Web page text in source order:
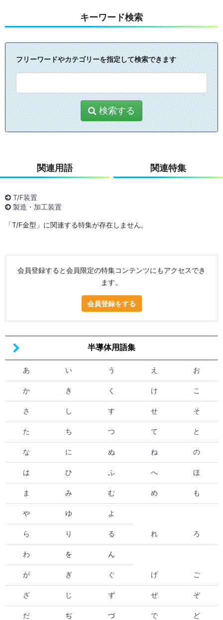
半導体用語集
あ い う え お
か き く け こ
さ し す せ そ
た ち つ て と
な に ぬ ね の
は ひ ふ へ ほ
ま み む め も
や ゆ よ
ら り る れ ろ
わ を ん
が ぎ ぐ げ ご
ざ じ ず ぜ ぞ
だ ぢ づ で ど
キーワード検索
フリーワードやカテゴリーを指定して検索できます
検索する
関連用語 関連特集
T/F装置
製造・加工装置
「T/F金型」に関連する特集が存在しません。
会員登録すると会員限定の特集コンテンツにもアクセスでき
ます。
会員登録をする